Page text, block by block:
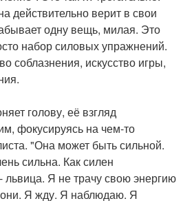
действительно верит в свои
одну вещь, милая. Это
набор силовых упражнений.
соблазнения, искусство игры,
голову, её взгляд
фокусируясь на чем-то
"Она может быть сильной.
сильна. Как силен
Я не трачу свою энергию
Я жду. Я наблюдаю. Я